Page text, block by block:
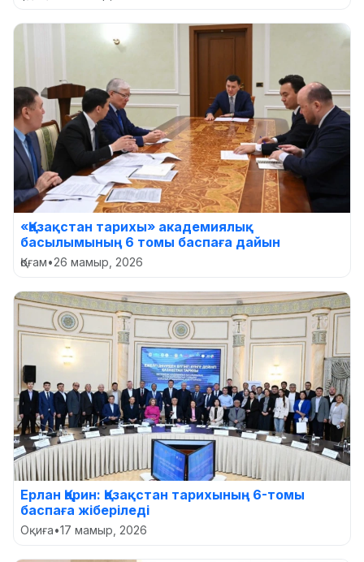
«Қазақстан тарихы» академиялық
басылымының 6 томы баспаға дайын
Қоғам•26 мамыр, 2026
Ерлан Қарин: Қазақстан тарихының 6-томы
баспаға жіберіледі
Оқиға•17 мамыр, 2026